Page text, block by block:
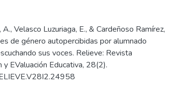
Velasco Luzuriaga, E., & Cardeñoso Ramírez,
de género autopercibidas por alumnado
sus voces. Relieve: Revista
EValuación Educativa, 28(2).